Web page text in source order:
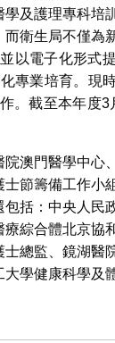
及護理專科培
衛生局不僅為
以電子化形式
專業培育。現
。截至本年度3
澳門醫學中心
節籌備工作小
括：中央人民
綜合體北京協
總監、鏡湖醫
學健康科學及